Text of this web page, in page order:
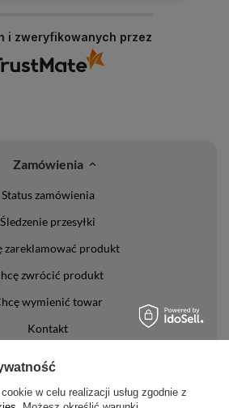
i zweryfikowanych przez
Zamówienia
Status zamówienia
Śledzenie przesyłki
zareklamować produkt
zwrócić produkt
wymienić towar
Kontakt
Konto
Regulaminy
w celu realizacji usług zgodnie z